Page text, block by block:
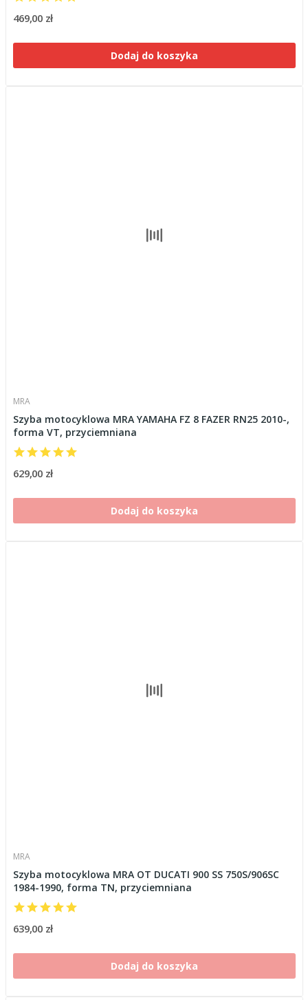
469,00 zł
Dodaj do koszyka
MRA
Szyba motocyklowa MRA YAMAHA FZ 8 FAZER RN25 2010-,
forma VT, przyciemniana
629,00 zł
Dodaj do koszyka
MRA
Szyba motocyklowa MRA OT DUCATI 900 SS 750S/906SC
1984-1990, forma TN, przyciemniana
639,00 zł
Dodaj do koszyka